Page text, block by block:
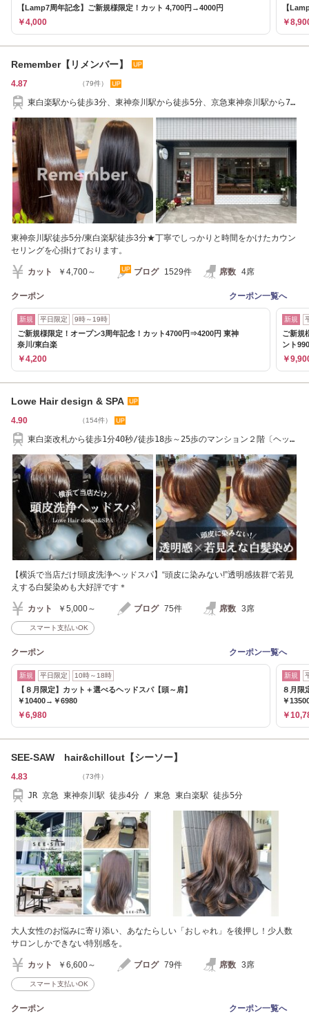
【Lamp7周年記念】ご新規様限定！カット 4,700円→4000円
￥4,000
【
￥
Remember【リメンバー】
4.87 （79件）
東白楽駅から徒歩3分、東神奈川駅から徒歩5分、京急東神奈川駅から7
東神奈川駅徒歩5分/東白楽駅徒歩3分★丁寧でしっかりと時間をかけたカウン
セリングを心掛けております。
カット ￥4,700～ ブログ 1529件 席数 4席
クーポン クーポン一覧へ
新規 平日限定 9時～19時
ご新規様限定！オープン3周年記念！カット4700円⇒4200円 東神
奈川/東白楽
￥4,200
新規
ご新規
ント
￥
Lowe Hair design & SPA
4.90 （154件）
東白楽改札から徒歩1分40秒/徒歩18歩～25歩のマンション２階〔ヘッド
【横浜で当店だけ!頭皮洗浄ヘッドスパ】“頭皮に染みない!”透明感抜群で若見
えする白髪染めも大好評です＊
カット ￥5,000～ ブログ 75件 席数 3席
スマート支払いOK
クーポン クーポン一覧へ
新規 平日限定 10時～18時
【８月限定】カット＋選べるヘッドスパ【頭～肩】
￥10400→￥6980
￥6,980
新規
８月限
￥
￥
SEE-SAW hair&chillout【シーソー】
4.83 （73件）
JR 京急 東神奈川駅 徒歩4分 / 東急 東白楽駅 徒歩5分
大人女性のお悩みに寄り添い、あなたらしい「おしゃれ」を後押し！少人数
サロンしかできない特別感を。
カット ￥6,600～ ブログ 79件 席数 3席
スマート支払いOK
クーポン クーポン一覧へ